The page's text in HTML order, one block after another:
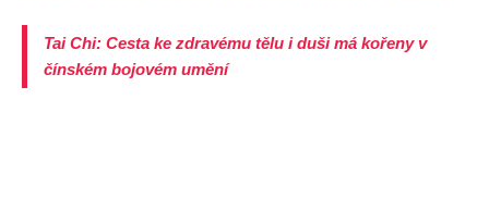
Tai Chi: Cesta ke zdravému tělu i duši má kořeny v
čínském bojovém umění